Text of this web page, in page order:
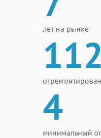
лет на рынке
4
минимальный